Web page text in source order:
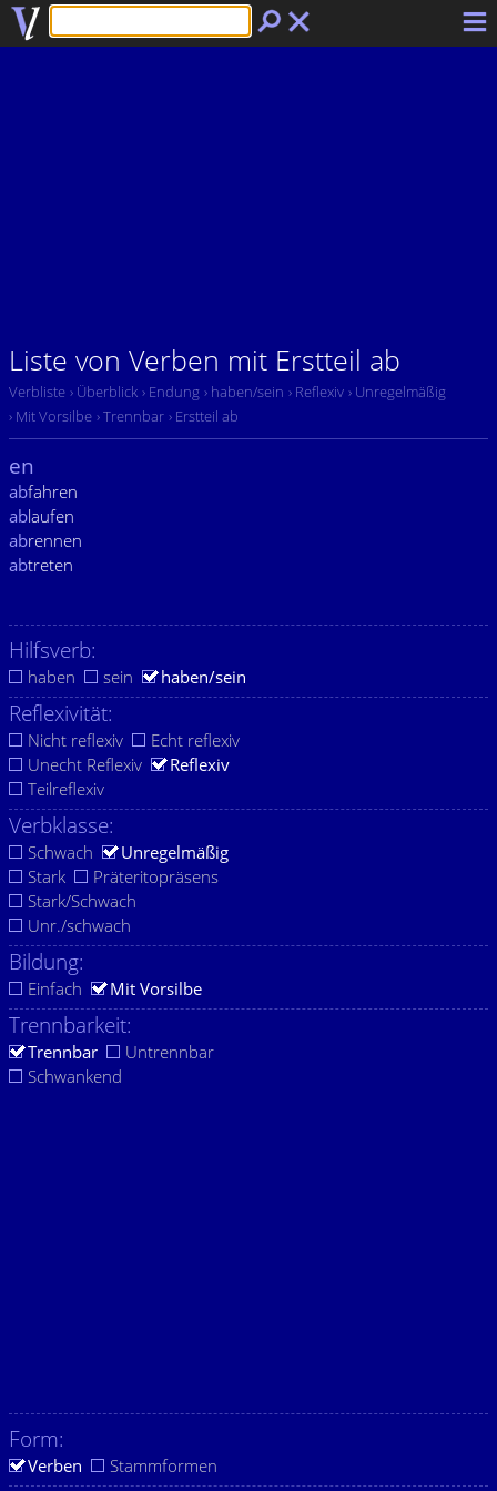
Liste von Verben mit Erstteil ab
Verbliste › Überblick › Endung › haben/sein › Reflexiv › Unregelmäßig
› Mit Vorsilbe › Trennbar › Erstteil ab
en
abfahren
ablaufen
abrennen
abtreten
Hilfsverb:
haben sein haben/sein
Reflexivität:
Nicht reflexiv
Echt reflexiv
Unecht Reflexiv
Reflexiv
Teilreflexiv
Verbklasse:
Schwach
Unregelmäßig
Stark
Präteritopräsens
Stark/Schwach
Unr./schwach
Bildung:
Einfach Mit Vorsilbe
Trennbarkeit:
Trennbar
Untrennbar
Schwankend
Form:
Verben Stammformen